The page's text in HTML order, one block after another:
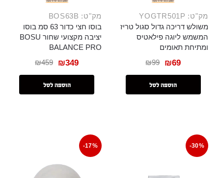
מק"ט: YOGTR501P
משולש דריכה גדול סגול טריז
המשמש ליוגה פילאטיס
ומתיחת תאומים
₪99 ₪69
הוספה לסל
מק"ט: BOS63B
בוסו חצי כדור 63 סמ בוסו
יציבה מקצועי שחור BOSU
BALANCE PRO
₪459 ₪349
הוספה לסל
-30%
-17%